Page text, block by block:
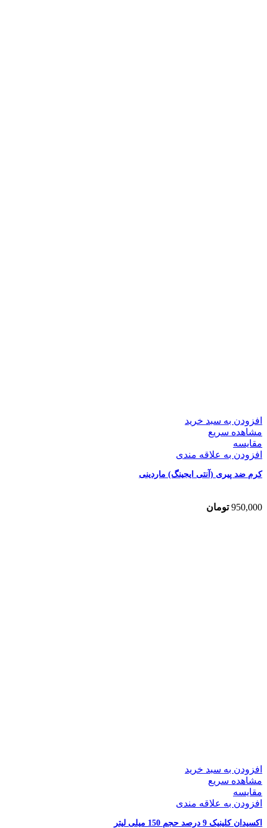
افزودن به سبد خرید
مشاهده سریع
مقایسه
افزودن به علاقه مندی
کرم ضد پیری (آنتی ایجینگ) ماردینی
950,000 تومان
افزودن به سبد خرید
مشاهده سریع
مقایسه
افزودن به علاقه مندی
اکسیدان کلینیک 9 درصد حجم 150 میلی لیتر